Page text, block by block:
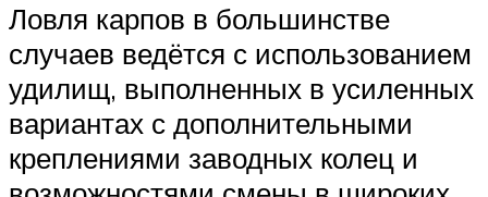
Ловля карпов в большинстве
случаев ведётся с использованием
удилищ, выполненных в усиленных
вариантах с дополнительными
креплениями заводных колец и